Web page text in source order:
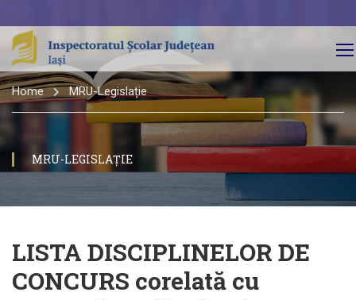
Home MRU-Legislație
MRU-LEGISLAȚIE
LISTA DISCIPLINELOR DE
CONCURS corelată cu